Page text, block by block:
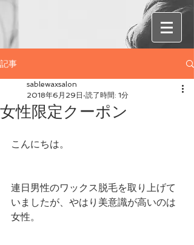
記事
女性限定クーポン
sablewaxsalon
2018年6月29日 読了時間: 1分
こんにちは。
連日男性のワックス脱毛を取り上げて
いましたが、やはり美意識が高いのは
女性。